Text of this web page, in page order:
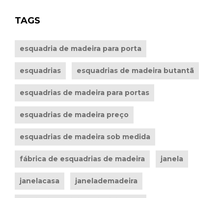
TAGS
esquadria de madeira para porta
esquadrias esquadrias de madeira butantã
esquadrias de madeira para portas
esquadrias de madeira preço
esquadrias de madeira sob medida
fábrica de esquadrias de madeira janela
janelacasa janelademadeira